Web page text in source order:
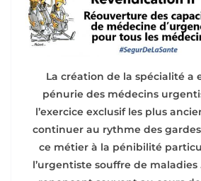
La création de la spécialité a
pénurie des médecins
l’exercice exclusif les plus
continuer au rythme des
ce métier à la pénibilité
l’urgentiste souffre de maladies